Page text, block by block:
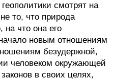
смотрят на
то, что природа
на что она его
новым отношениям
безудержной,
человеком окружающей
в своих целях,